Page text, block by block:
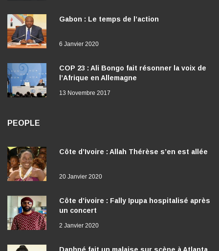
Gabon : Le temps de l’action
6 Janvier 2020
COP 23 : Ali Bongo fait résonner la voix de
l’Afrique en Allemagne
13 Novembre 2017
PEOPLE
Côte d’Ivoire : Allah Thérèse s’en est allée
20 Janvier 2020
Côte d’ivoire : Fally Ipupa hospitalisé après
un concert
2 Janvier 2020
Daphné fait un malaise sur scène à Atlanta